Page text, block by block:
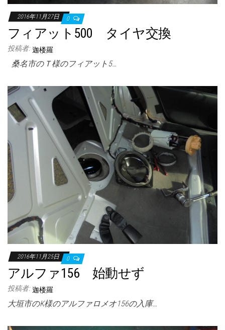
2016年11月27日 0
フィアット500 タイヤ交換
投稿者: 迦楼羅
桑名市のＴ様のフィアット5…
2016年11月25日 0
アルファ156 始動せず
投稿者: 迦楼羅
大垣市のK様のアルファロメオ156の入庫…